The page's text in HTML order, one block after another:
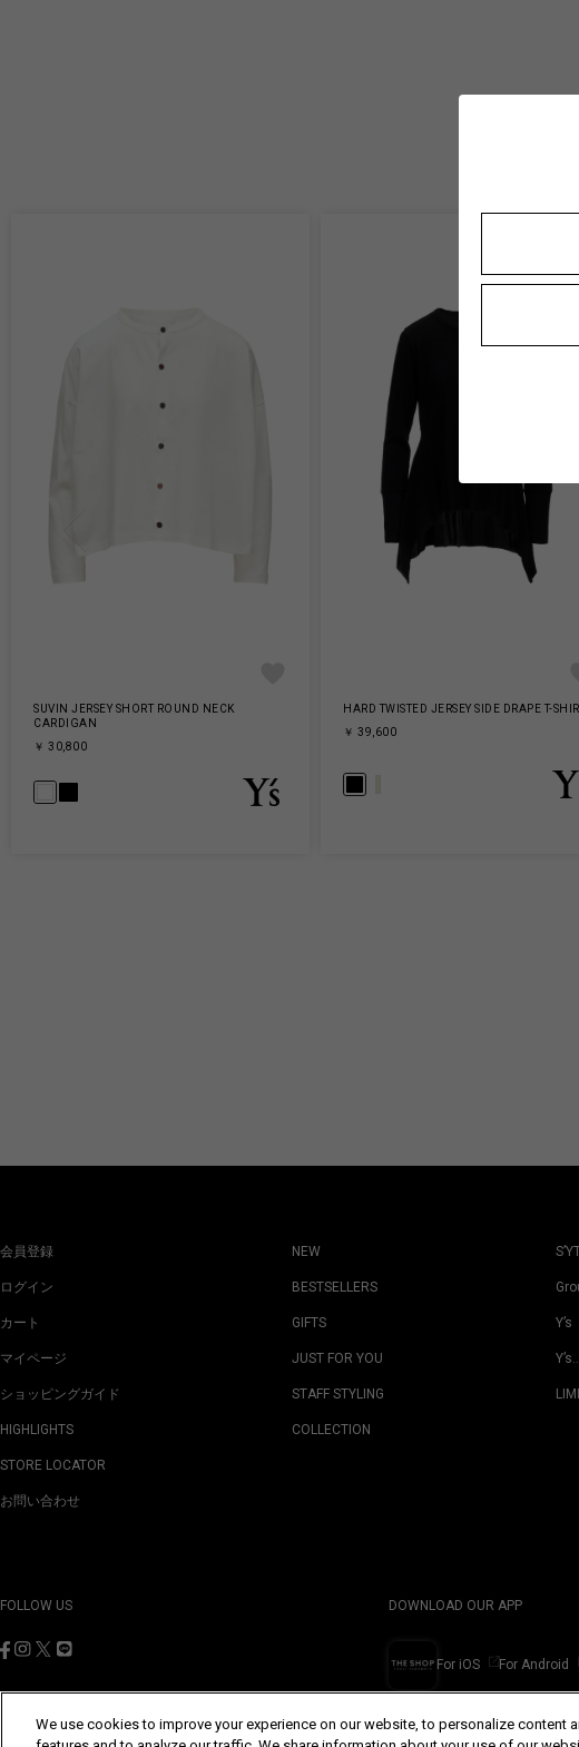
SUVIN JERSEY SHORT ROUND NECK
CARDIGAN
￥ 30,800
HARD TWISTED JERSEY SIDE DRAPE T-
￥ 39,600
会員登録
ログイン
カート
マイページ
ショッピングガイド
HIGHLIGHTS
STORE LOCATOR
お問い合わせ
NEW
BESTSELLERS
GIFTS
JUST FOR YOU
STAFF STYLING
COLLECTION
Y’s
Y’s….
FOLLOW US DOWNLOAD OUR APP
For iOS For Android
We use cookies to improve your experience on our website, to personalize content